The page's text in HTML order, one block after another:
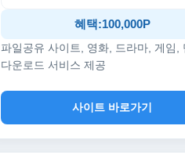
혜택:100,000P
파일공유 사이트, 영화, 드라마, 게임,
다운로드 서비스 제공
사이트 바로가기